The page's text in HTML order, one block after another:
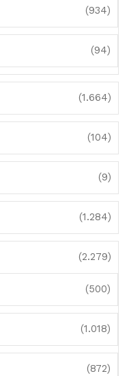
(934)
(94)
(1.664)
(104)
(9)
(1.284)
(2.279)
(500)
(1.018)
(872)